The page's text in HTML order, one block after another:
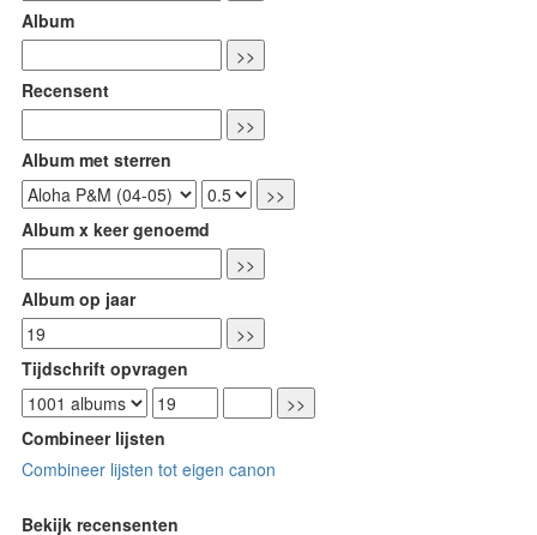
Album
Recensent
Album met sterren
Album x keer genoemd
Album op jaar
Tijdschrift opvragen
Combineer lijsten
Combineer lijsten tot eigen canon
Bekijk recensenten